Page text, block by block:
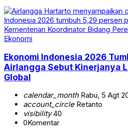
Ekonomi
Ekonomi Indonesia 2026
Airlangga Sebut Kinerjanya
Global
calendar_monthRabu, 5 Agt
account_circleRetanto
visibility40
0Komentar